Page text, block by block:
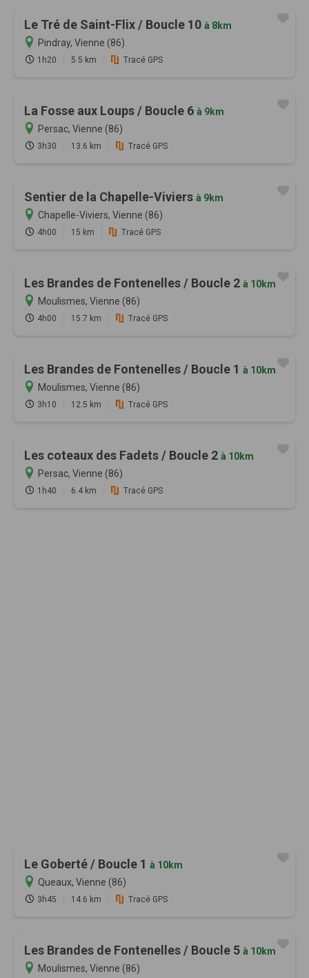
Le Tré de Saint-Flix / Boucle 10 à 8km
Pindray, Vienne (86)
1h20 5.5 km Tracé GPS
La Fosse aux Loups / Boucle 6 à 9km
Persac, Vienne (86)
3h30 13.6 km Tracé GPS
Sentier de la Chapelle-Viviers à 9km
Chapelle-Viviers, Vienne (86)
4h00 15 km Tracé GPS
Les Brandes de Fontenelles / Boucle 2 à 10km
Moulismes, Vienne (86)
4h00 15.7 km Tracé GPS
Les Brandes de Fontenelles / Boucle 1 à 10km
Moulismes, Vienne (86)
3h10 12.5 km Tracé GPS
Les coteaux des Fadets / Boucle 2 à 10km
Persac, Vienne (86)
1h40 6.4 km Tracé GPS
Le Goberté / Boucle 1 à 10km
Queaux, Vienne (86)
3h45 14.6 km Tracé GPS
Les Brandes de Fontenelles / Boucle 5 à 10km
Moulismes, Vienne (86)